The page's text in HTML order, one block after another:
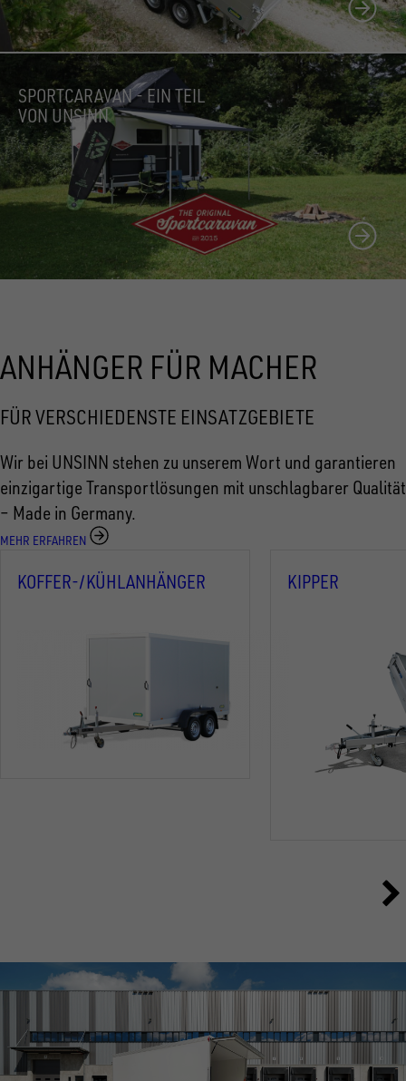
SPORTCARAVAN - EIN TEIL
VON UNSINN
ANHÄNGER FÜR MACHER
FÜR VERSCHIEDENSTE EINSATZGEBIETE
Wir bei UNSINN stehen zu unserem Wort und garantieren
einzigartige Transportlösungen mit unschlagbarer Qualität
– Made in Germany.
MEHR ERFAHREN
KOFFER-/KÜHLANHÄNGER KIPPER
SONDERBAU
INNOVATIONEN SIND UNSERE LEIDENSCHAFT